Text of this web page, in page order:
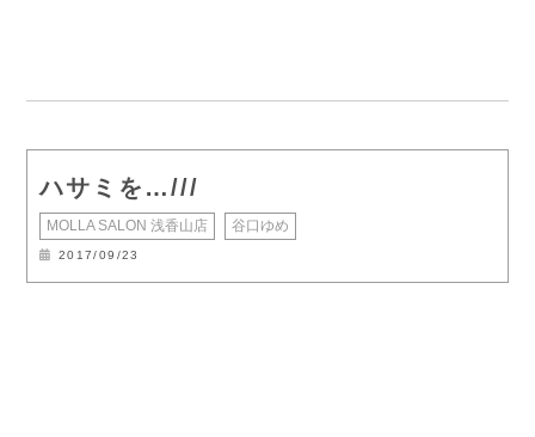
ハサミを…///
MOLLA SALON 浅香山店 谷口ゆめ
2017/09/23